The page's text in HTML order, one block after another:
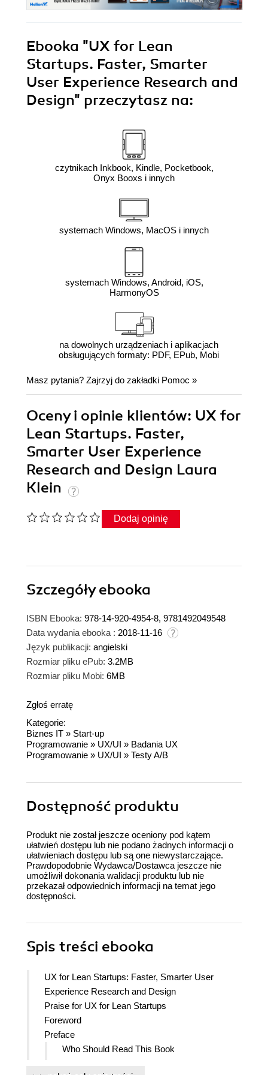
Ebooka "UX for Lean
Startups. Faster, Smarter
User Experience Research and
Design" przeczytasz na:
czytnikach Inkbook, Kindle, Pocketbook,
Onyx Booxs i innych
systemach Windows, MacOS i innych
systemach Windows, Android, iOS,
HarmonyOS
na dowolnych urządzeniach i aplikacjach
obsługujących formaty: PDF, EPub, Mobi
Masz pytania? Zajrzyj do zakładki Pomoc »
Oceny i opinie klientów: UX for
Lean Startups. Faster,
Smarter User Experience
Research and Design Laura
Klein
Dodaj opinię
Szczegółyebooka
ISBN Ebooka: 978-14-920-4954-8, 9781492049548
Data wydania ebooka : 2018-11-16
Język publikacji: angielski
Rozmiar pliku ePub: 3.2MB
Rozmiar pliku Mobi: 6MB
Zgłoś erratę
Kategorie:
Biznes IT » Start-up
Programowanie » UX/UI » Badania UX
Programowanie » UX/UI » Testy A/B
Dostępność produktu
Produkt nie został jeszcze oceniony pod kątem
ułatwień dostępu lub nie podano żadnych informacji o
ułatwieniach dostępu lub są one niewystarczające.
Prawdopodobnie Wydawca/Dostawca jeszcze nie
umożliwił dokonania walidacji produktu lub nie
przekazał odpowiednich informacji na temat jego
dostępności.
Spis treści ebooka
UX for Lean Startups: Faster, Smarter User
Experience Research and Design
Praise for UX for Lean Startups
Foreword
Preface
Who Should Read This Book